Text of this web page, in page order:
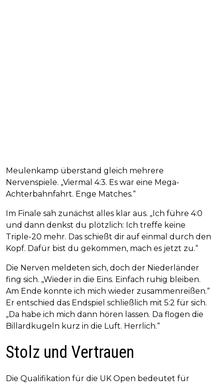
Meulenkamp überstand gleich mehrere
Nervenspiele. „Viermal 4:3. Es war eine Mega-
Achterbahnfahrt. Enge Matches.“
Im Finale sah zunächst alles klar aus. „Ich führe 4:0
und dann denkst du plötzlich: Ich treffe keine
Triple-20 mehr. Das schießt dir auf einmal durch den
Kopf. Dafür bist du gekommen, mach es jetzt zu.“
Die Nerven meldeten sich, doch der Niederländer
fing sich. „Wieder in die Eins. Einfach ruhig bleiben.
Am Ende konnte ich mich wieder zusammenreißen.“
Er entschied das Endspiel schließlich mit 5:2 für sich.
„Da habe ich mich dann hören lassen. Da flogen die
Billardkugeln kurz in die Luft. Herrlich.“
Stolz und Vertrauen
Die Qualifikation für die UK Open bedeutet für